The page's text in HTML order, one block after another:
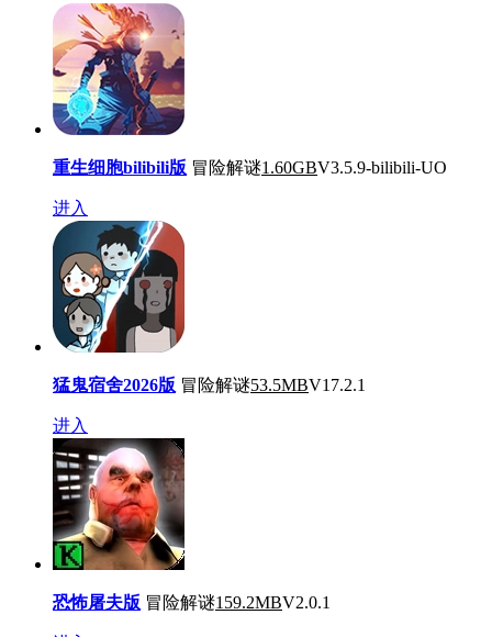
重生细胞bilibili版 冒险解谜1.60GBV3.5.9-bilibili-UO
进入
猛鬼宿舍2026版 冒险解谜53.5MBV17.2.1
进入
恐怖屠夫版 冒险解谜159.2MBV2.0.1